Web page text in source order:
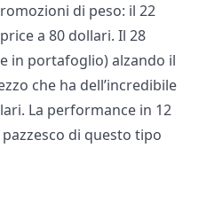
di peso: il 22
a 80 dollari. Il 28
in portafoglio) alzando il
che ha dell’incredibile
La performance in 12
di questo tipo